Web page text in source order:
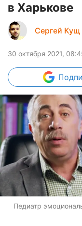
в Харькове
Сергей Кущ
30 октября 2021,
Педиатр